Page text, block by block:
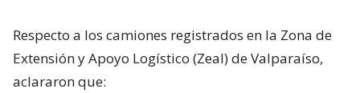
Respecto a los camiones registrados en la Zona de
Extensión y Apoyo Logístico (Zeal) de Valparaíso,
aclararon que: